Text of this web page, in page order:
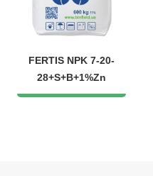
FERTIS NPK 7-20-
28+S+B+1%Zn